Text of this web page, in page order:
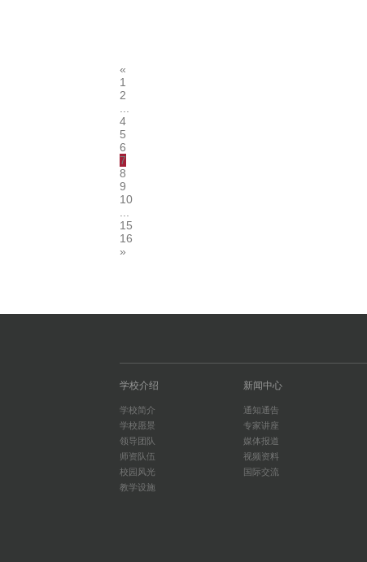
«
1
2
4
5
6
7
8
9
10
15
16
»
学校介绍
学校简介
学校愿景
领导团队
师资队伍
校园风光
教学设施
新闻中心
通知通告
专家讲座
媒体报道
视频资料
国际交流